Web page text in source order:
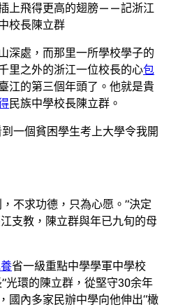
上飛得更高的翅膀——記浙江
校長陳立群
深處，而那里一所學校學子的
里之外的浙江一位校長的心包
江的第三個年頭了。他就是貴
民族中學校長陳立群。
一個貧困學生考上大學令我開
不求功德，只為心愿。”決定
支教，陳立群與年已九旬的母
省一級重點中學學軍中學校
光環的陳立群，從堅守30余年
國內多家民辦中學向他伸出“橄